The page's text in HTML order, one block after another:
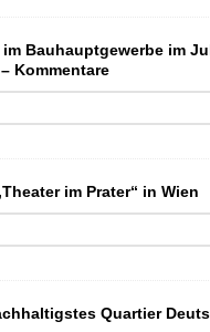
Bauhauptgewerbe im
Kommentare
im Prater“ in Wien
Quartier